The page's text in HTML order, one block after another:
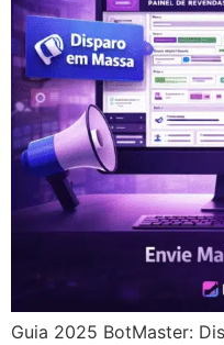
Guia 2025 BotMaster: